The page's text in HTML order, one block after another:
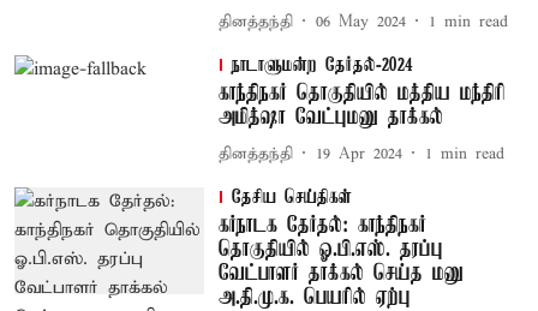
தினத்தந்தி 06 May 2024 1 min read
நாடாளுமன்ற தேர்தல்-2024
காந்திநகர் தொகுதியில் மத்திய மந்திரி
அமித்ஷா வேட்புமனு தாக்கல்
தினத்தந்தி 19 Apr 2024 1 min read
தேசிய செய்திகள்
கர்நாடக தேர்தல்: காந்திநகர்
தொகுதியில் ஓ.பி.எஸ். தரப்பு
வேட்பாளர் தாக்கல் செய்த மனு
அ.தி.மு.க. பெயரில் ஏற்பு